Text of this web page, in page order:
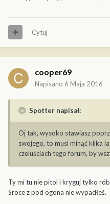
Cytuj
cooper69
Napisano 6 Maja 2016
Spotter napisał:
Oj tak, wysoko stawiasz
swojego, to musi minąć kilka
czeluściach tego forum, by
Ty mi tu nie pitol i kryguj tylko rób
Sroce z pod ogona nie wypadłeś.